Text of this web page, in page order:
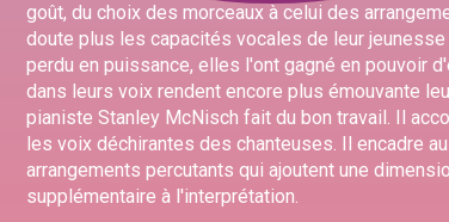
goût, du choix des morceaux à celui des
doute plus les capacités vocales de leur
perdu en puissance, elles l'ont gagné en pouvoir
dans leurs voix rendent encore plus émouvante
pianiste Stanley McNisch fait du bon travail. Il
les voix déchirantes des chanteuses. Il encadre
arrangements percutants qui ajoutent une
supplémentaire à l'interprétation.